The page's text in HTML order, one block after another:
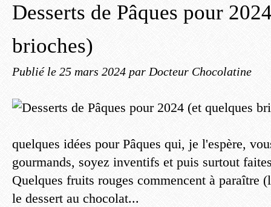
Desserts de Pâques pour
brioches)
Publié le 25 mars 2024 par Docteur Chocolatine
quelques idées pour Pâques qui, je l'espère,
gourmands, soyez inventifs et puis surtout
Quelques fruits rouges commencent à paraître
le dessert au chocolat...